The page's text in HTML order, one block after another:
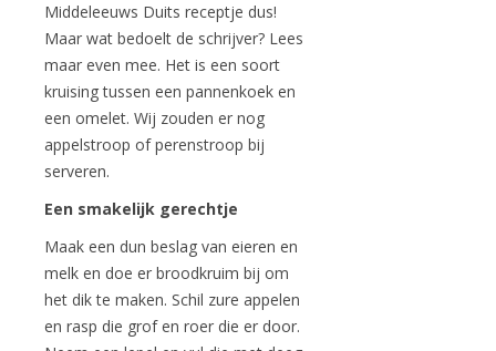
Middeleeuws Duits receptje dus!
Maar wat bedoelt de schrijver? Lees
maar even mee. Het is een soort
kruising tussen een pannenkoek en
een omelet. Wij zouden er nog
appelstroop of perenstroop bij
serveren.
Een smakelijk gerechtje
Maak een dun beslag van eieren en
melk en doe er broodkruim bij om
het dik te maken. Schil zure appelen
en rasp die grof en roer die er door.